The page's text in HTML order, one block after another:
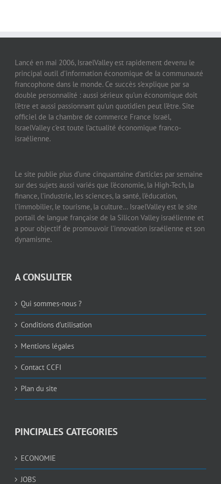
Lancé en mai 2006, IsraelValley est rapidement devenu le
principal outil d’information économique de la communauté
francophone dans le monde. Ce succès s’explique par sa
double personnalité : aussi sérieux qu’un économique doit
l’être et aussi passionnant qu’un quotidien peut l’être. Site
officiel de la chambre de commerce France Israël,
IsraelValley c’est toute l’actualité économique franco-
israélienne.
Le site publie plus d’une cinquantaine d’articles par semaine
sur des sujets aussi variés que l’économie, la High-Tech, la
finance, l’industrie, les sciences, la santé, l’éducation,
l’immobilier, le tourisme, la culture… IsraelValley est le site
portail de langue française de la Silicon Valley israélienne et
a pour objectif de promouvoir l’innovation israélienne et son
dynamisme.
A CONSULTER
Qui sommes-nous ?
Conditions d’utilisation
Mentions légales
Contact CCFI
Plan du site
PINCIPALES CATEGORIES
ECONOMIE
JOBS